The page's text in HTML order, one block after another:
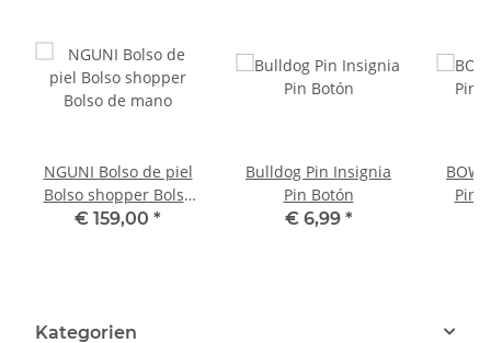
NGUNI Bolso de piel
Bolso shopper Bolso
de mano
€ 159,00 *
Bulldog Pin Insignia
Pin Botón
€ 6,99 *
Pin
Kategorien